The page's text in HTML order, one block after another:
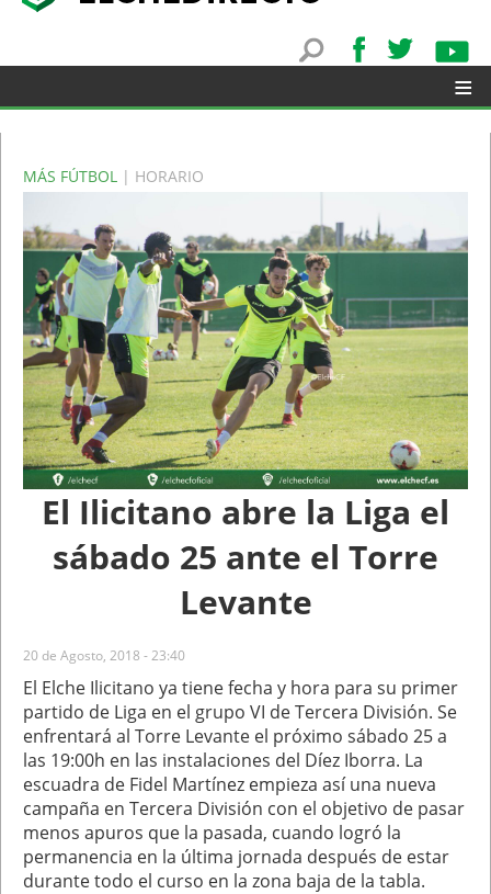
≡
MÁS FÚTBOL | HORARIO
El Ilicitano abre la Liga el
sábado 25 ante el Torre
Levante
20 de Agosto, 2018 - 23:40
El Elche Ilicitano ya tiene fecha y hora para su primer
partido de Liga en el grupo VI de Tercera División. Se
enfrentará al Torre Levante el próximo sábado 25 a
las 19:00h en las instalaciones del Díez Iborra. La
escuadra de Fidel Martínez empieza así una nueva
campaña en Tercera División con el objetivo de pasar
menos apuros que la pasada, cuando logró la
permanencia en la última jornada después de estar
durante todo el curso en la zona baja de la tabla.